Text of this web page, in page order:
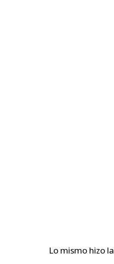
Lo mismo hizo la